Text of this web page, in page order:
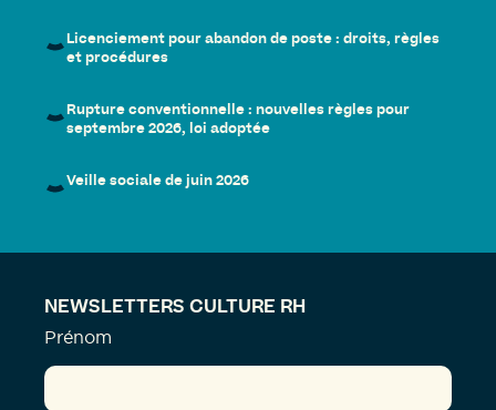
Licenciement pour abandon de poste : droits, règles
et procédures
Rupture conventionnelle : nouvelles règles pour
septembre 2026, loi adoptée
Veille sociale de juin 2026
NEWSLETTERS CULTURE RH
Prénom